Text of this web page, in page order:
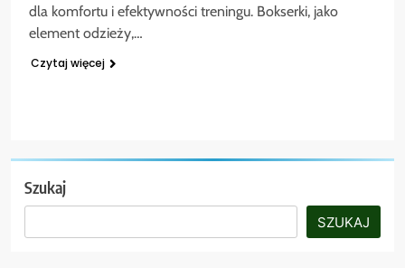
dla komfortu i efektywności treningu. Bokserki, jako
element odzieży,…
Czytaj więcej
Szukaj
SZUKAJ